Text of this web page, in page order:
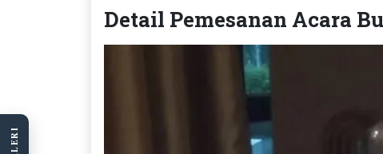
Detail Pemesanan Acara